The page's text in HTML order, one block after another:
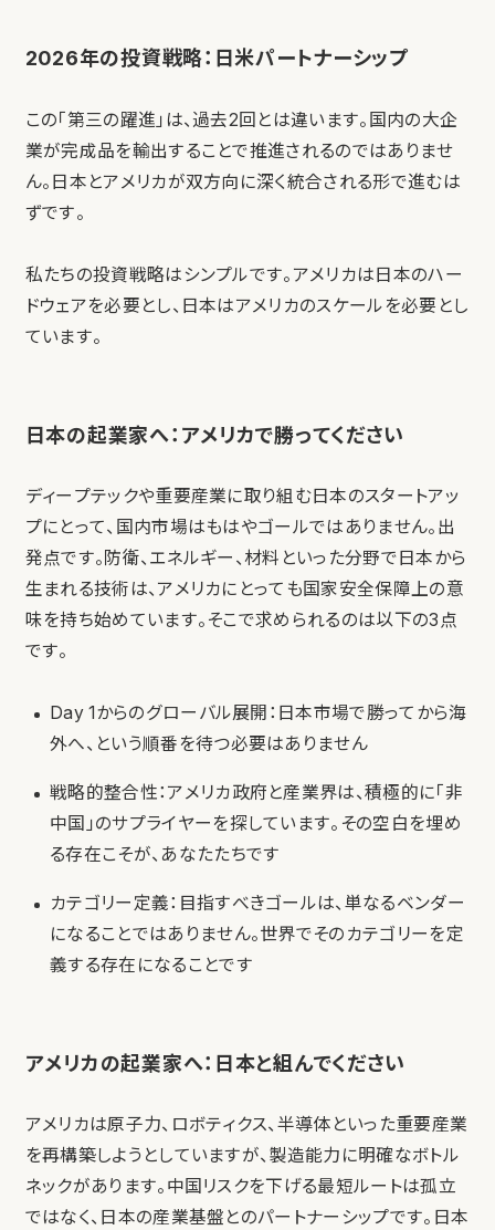
2026年の投資戦略：日米パートナーシップ
この「第三の躍進」は、過去2回とは違います。国内の大企
業が完成品を輸出することで推進されるのではありませ
ん。日本とアメリカが双方向に深く統合される形で進むは
ずです。
私たちの投資戦略はシンプルです。アメリカは日本のハー
ドウェアを必要とし、日本はアメリカのスケールを必要とし
ています。
日本の起業家へ：アメリカで勝ってください
ディープテックや重要産業に取り組む日本のスタートアッ
プにとって、国内市場はもはやゴールではありません。出
発点です。防衛、エネルギー、材料といった分野で日本から
生まれる技術は、アメリカにとっても国家安全保障上の意
味を持ち始めています。そこで求められるのは以下の3点
です。
Day 1からのグローバル展開：日本市場で勝ってから海
外へ、という順番を待つ必要はありません
戦略的整合性：アメリカ政府と産業界は、積極的に「非
中国」のサプライヤーを探しています。その空白を埋め
る存在こそが、あなたたちです
カテゴリー定義：目指すべきゴールは、単なるベンダー
になることではありません。世界でそのカテゴリーを定
義する存在になることです
アメリカの起業家へ：日本と組んでください
アメリカは原子力、ロボティクス、半導体といった重要産業
を再構築しようとしていますが、製造能力に明確なボトル
ネックがあります。中国リスクを下げる最短ルートは孤立
ではなく、日本の産業基盤とのパートナーシップです。日本